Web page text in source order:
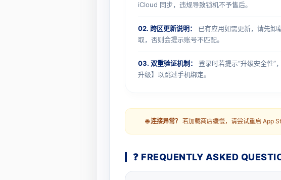
iCloud 同步，违规导致锁机不予售后。
02. 跨区更新说明：
已有应用如需更新，请先卸
取，否则会提示账号不匹配。
03. 双重验证机制：
登录时若提示“升级安全性”
升级】以跳过手机绑定。
🌐连接异常？ 若加载商店缓慢，请尝试重启 App
❓ FREQUENTLY ASKED